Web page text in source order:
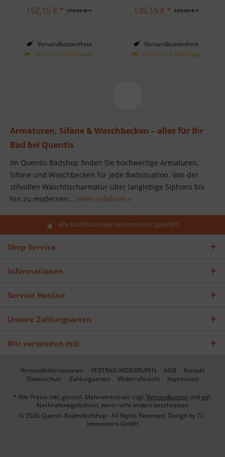
179,00 € *
152,15 € *
Versandkostenfreie
Lieferung in Deutschland!
Lieferzeit 3 Werktage
159,00 € *
135,15 € *
Versandkostenfreie
Lieferung in Deutschland!
Lieferzeit 3 Werktage
Armaturen, Sifone & Waschbecken – alles für Ihr
Bad bei Quentis
Im Quentis Badshop finden Sie hochwertige Armaturen,
Sifone und Waschbecken für jede Badsituation. Von der
stilvollen Waschtischarmatur über langlebige Siphons bis
hin zu modernen... mehr erfahren »
Alle Badmöbel werden montiert geliefert
Shop Service
Informationen
Service Hotline
Unsere Zahlungsarten
Wir versenden mit:
Versandinformationen VERTRAG WIDERRUFEN AGB
Kontakt
Datenschutz
Zahlungsarten Widerrufsrecht Impressum
* Alle Preise inkl. gesetzl. Mehrwertsteuer zzgl. Versandkosten und ggf.
Nachnahmegebühren, wenn nicht anders beschrieben
© 2026 Quentis Badmöbelshop - All Rights Reserved. Design byTC-
Innovations GmbH